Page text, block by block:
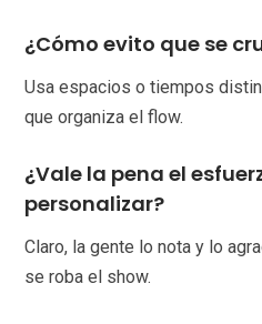
¿Cómo evito que se
Usa espacios o tiempos
que organiza el flow.
¿Vale la pena el
personalizar?
Claro, la gente lo nota y lo
se roba el show.